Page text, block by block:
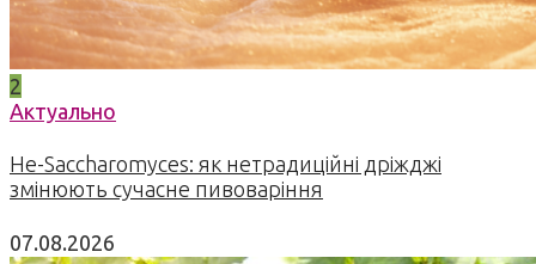
2
Актуально
Не-Saccharomyces: як нетрадиційні дріжджі
змінюють сучасне пивоваріння
07.08.2026